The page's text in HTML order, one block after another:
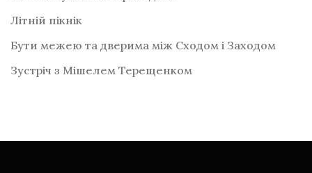
Літній пікнік
Бути межею та дверима між Сходом і Заходом
Зустріч з Мішелем Терещенком